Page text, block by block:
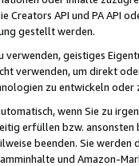
Creators API und PA API
gestellt werden.
geistiges
verwenden, um direkt
zu entwickeln
wenn Sie zu
erfüllen bzw. ansonsten
beenden. Sie werden
und Amazon-